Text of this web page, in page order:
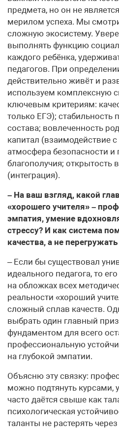
предмета, но он не
мерилом успеха. Мы
сложную экосистему.
выполнять функцию
каждого ребёнка,
педагогов. При
действительно живёт и
используем комплексную
ключевым критериям:
только ЕГЭ); стабильность
состава; вовлеченность
капитал (взаимодействие
атмосфера безопасности и
благополучия; открытость
(интеграция).
– На ваш взгляд, какой
«хорошего учителя» –
эмпатия, умение
стрессу? И как система
качества, а не перегружать
– Если бы существовал
идеального педагога, то
на обложках всех
реальности «хороший
сложный сплав качеств.
выбрать один главный
фундаментом для всего
профессиональную
на глубокой эмпатии.
Объясню эту связку:
можно подтянуть курсами,
часто даётся свыше как
психологическая
таланты не растерять